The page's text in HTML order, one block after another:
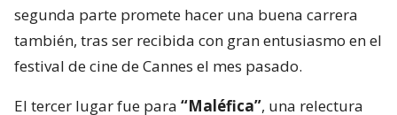
segunda parte promete hacer una buena carrera
también, tras ser recibida con gran entusiasmo en el
festival de cine de Cannes el mes pasado.
El tercer lugar fue para “Maléfica”, una relectura